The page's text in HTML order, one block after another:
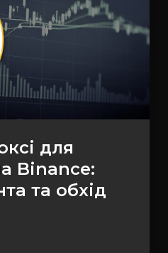
для
Binance:
та обхід